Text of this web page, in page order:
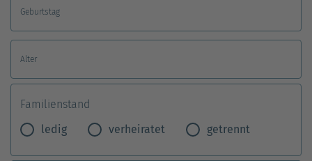
Geburtstag
Alter
Familienstand
ledig
verheiratet getrennt